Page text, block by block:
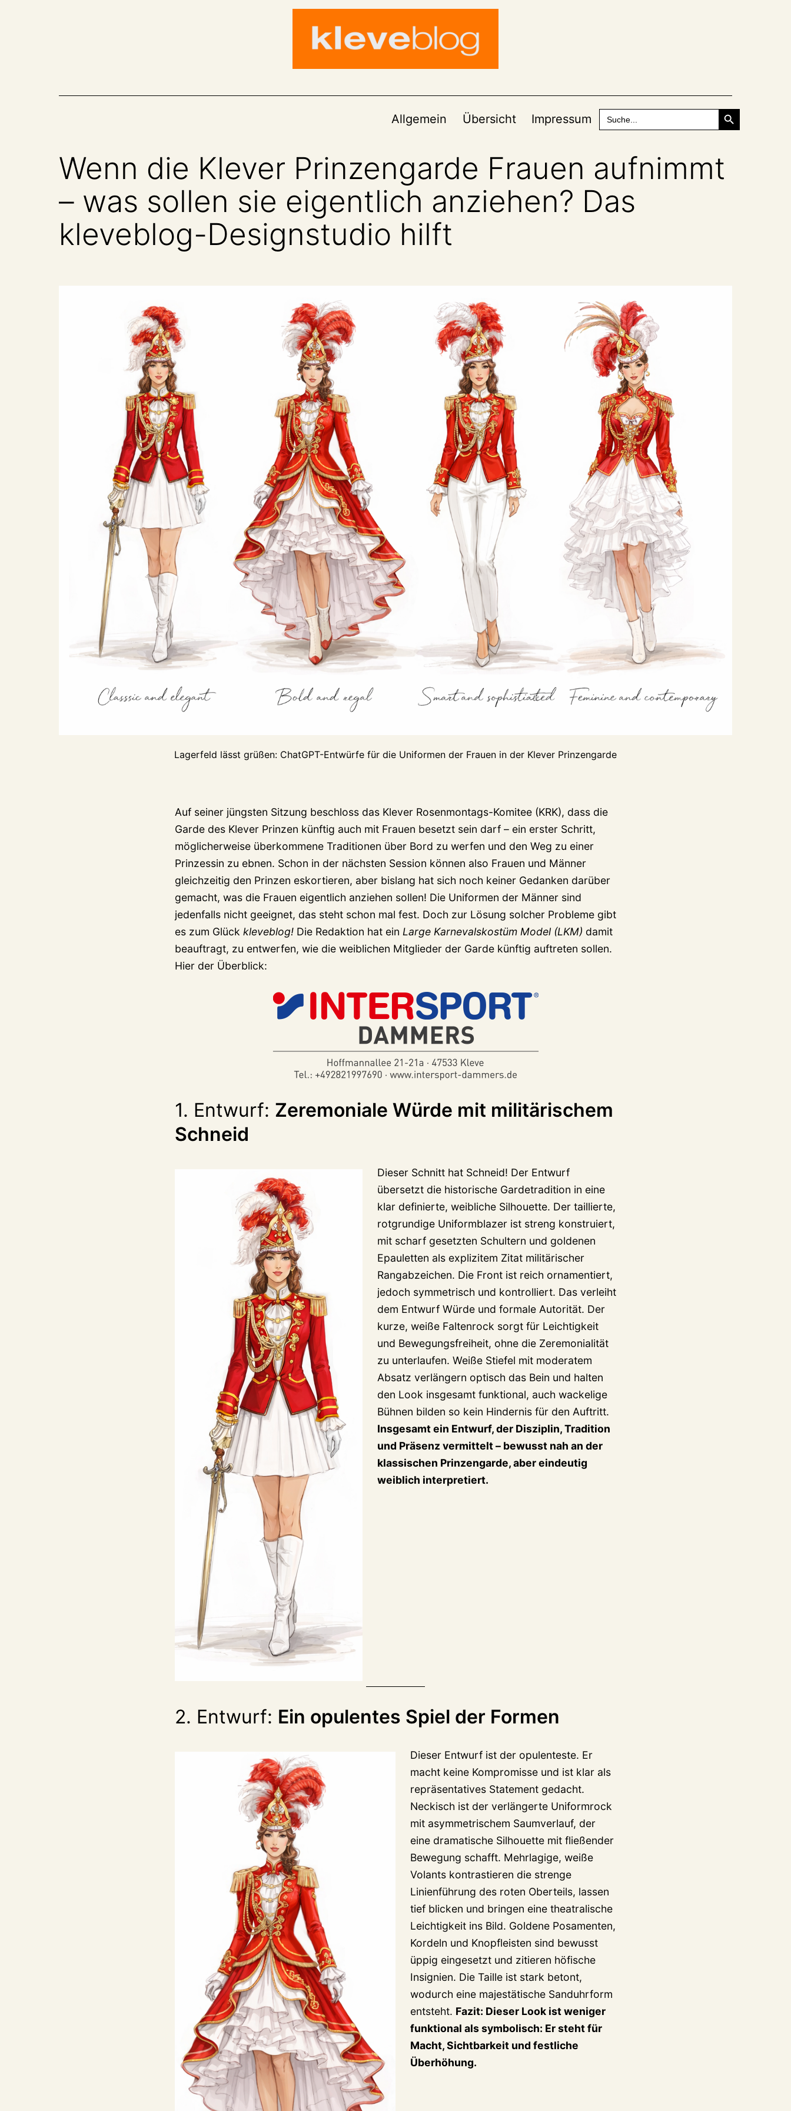
Allgemein Übersicht Impressum
Search
for:
Search Button
Wenn die Klever Prinzengarde Frauen aufnimmt
– was sollen sie eigentlich anziehen? Das
kleveblog-Designstudio hilft
Lagerfeld lässt grüßen: ChatGPT-Entwürfe für die Uniformen der Frauen in der Klever Prinzengarde
Auf seiner jüngsten Sitzung beschloss das Klever Rosenmontags-Komitee (KRK), dass die
Garde des Klever Prinzen künftig auch mit Frauen besetzt sein darf – ein erster Schritt,
möglicherweise überkommene Traditionen über Bord zu werfen und den Weg zu einer
Prinzessin zu ebnen. Schon in der nächsten Session können also Frauen und Männer
gleichzeitig den Prinzen eskortieren, aber bislang hat sich noch keiner Gedanken darüber
gemacht, was die Frauen eigentlich anziehen sollen! Die Uniformen der Männer sind
jedenfalls nicht geeignet, das steht schon mal fest. Doch zur Lösung solcher Probleme gibt
es zum Glück kleveblog! Die Redaktion hat ein Large Karnevalskostüm Model (LKM) damit
beauftragt, zu entwerfen, wie die weiblichen Mitglieder der Garde künftig auftreten sollen.
Hier der Überblick:
1. Entwurf: Zeremoniale Würde mit militärischem
Schneid
Dieser Schnitt hat Schneid! Der Entwurf
übersetzt die historische Gardetradition in eine
klar definierte, weibliche Silhouette. Der taillierte,
rotgrundige Uniformblazer ist streng konstruiert,
mit scharf gesetzten Schultern und goldenen
Epauletten als explizitem Zitat militärischer
Rangabzeichen. Die Front ist reich ornamentiert,
jedoch symmetrisch und kontrolliert. Das verleiht
dem Entwurf Würde und formale Autorität. Der
kurze, weiße Faltenrock sorgt für Leichtigkeit
und Bewegungsfreiheit, ohne die Zeremonialität
zu unterlaufen. Weiße Stiefel mit moderatem
Absatz verlängern optisch das Bein und halten
den Look insgesamt funktional, auch wackelige
Bühnen bilden so kein Hindernis für den Auftritt.
Insgesamt ein Entwurf, der Disziplin, Tradition
und Präsenz vermittelt – bewusst nah an der
klassischen Prinzengarde, aber eindeutig
weiblich interpretiert.
2. Entwurf: Ein opulentes Spiel der Formen
Dieser Entwurf ist der opulenteste. Er
macht keine Kompromisse und ist klar als
repräsentatives Statement gedacht.
Neckisch ist der verlängerte Uniformrock
mit asymmetrischem Saumverlauf, der
eine dramatische Silhouette mit fließender
Bewegung schafft. Mehrlagige, weiße
Volants kontrastieren die strenge
Linienführung des roten Oberteils, lassen
tief blicken und bringen eine theatralische
Leichtigkeit ins Bild. Goldene Posamenten,
Kordeln und Knopfleisten sind bewusst
üppig eingesetzt und zitieren höfische
Insignien. Die Taille ist stark betont,
wodurch eine majestätische Sanduhrform
entsteht. Fazit: Dieser Look ist weniger
funktional als symbolisch: Er steht für
Macht, Sichtbarkeit und festliche
Überhöhung.